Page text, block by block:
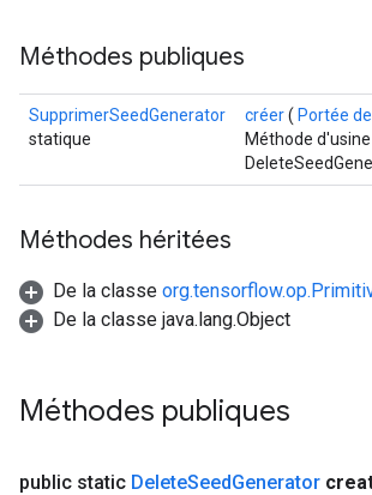
Méthodes publiques
SupprimerSeedGenerator
statique
créer( Portée
Méthode
Méthodes héritées
De la classe
De la classe java.lang.Object
Méthodes publiques
public static DeleteSeedGenerator